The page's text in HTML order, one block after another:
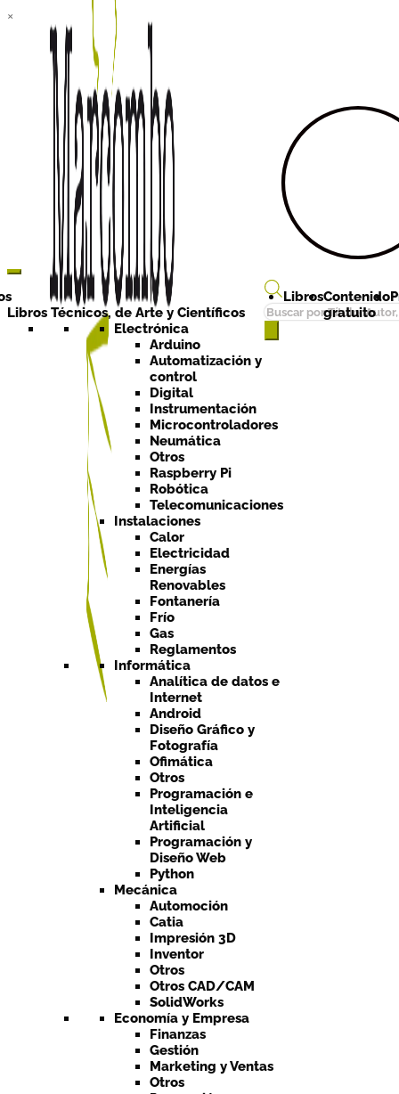
×
Búsqueda
de
Libros Técnicos, de Arte y Científicos
Electrónica
Arduino
Automatización y
control
Digital
Instrumentación
Microcontroladores
Neumática
Otros
Raspberry Pi
Robótica
Telecomunicaciones
Instalaciones
Calor
Electricidad
Energías
Renovables
Fontanería
Frío
Gas
Reglamentos
Informática
Analítica de datos e
Internet
Android
Diseño Gráfico y
Fotografía
Ofimática
Otros
Programación e
Inteligencia
Artificial
Programación y
Diseño Web
Python
Mecánica
Automoción
Catia
Impresión 3D
Inventor
Otros
Otros CAD/CAM
SolidWorks
Economía y Empresa
Finanzas
Gestión
Marketing y Ventas
Otros
LibrosContenido
gratuito